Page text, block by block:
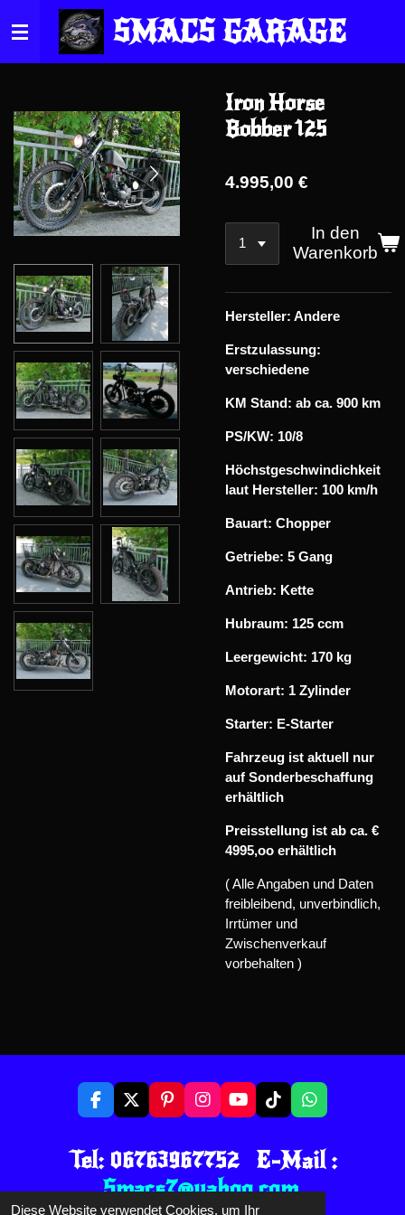
Diese Website verwendet Cookies, um Ihr
Hauptinhalt
springen
SMACS GARAGE
Iron Horse
Bobber 125
4.995,00 €
In den
Warenkorb
Hersteller: Andere
Erstzulassung:
verschiedene
KM Stand: ab ca. 900 km
PS/KW: 10/8
Höchstgeschwindichkeit
laut Hersteller: 100 km/h
Bauart: Chopper
Getriebe: 5 Gang
Antrieb: Kette
Hubraum: 125 ccm
Leergewicht: 170 kg
Motorart: 1 Zylinder
Starter: E-Starter
Fahrzeug ist aktuell nur
auf Sonderbeschaffung
erhältlich
Preisstellung ist ab ca. €
4995,oo erhältlich
( Alle Angaben und Daten
freibleibend, unverbindlich,
Irrtümer und
Zwischenverkauf
vorbehalten )
F
a
e
b
X
P
i
t
e
r
e
I
n
t
a
g
Y
o
T
u
b
T
i
T
o
k
W
h
t
s
Tel: 06763967752 E-Mail :
Smacs7@yahoo.com